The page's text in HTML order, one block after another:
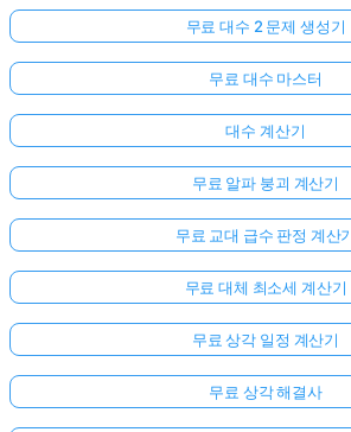
무료 대수 2 문제 생성기
무료 대수 마스터
대수 계산기
무료 알파 붕괴 계산기
무료 교대 급수 판정 계산
무료 대체 최소세 계산기
무료 상각 일정 계산기
무료 상각 해결사